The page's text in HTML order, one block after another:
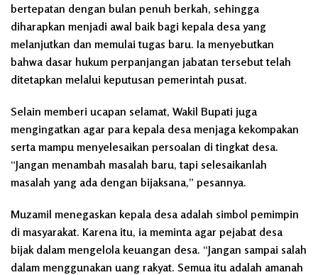
bertepatan dengan bulan penuh berkah, sehingga
diharapkan menjadi awal baik bagi kepala desa yang
melanjutkan dan memulai tugas baru. Ia menyebutkan
bahwa dasar hukum perpanjangan jabatan tersebut telah
ditetapkan melalui keputusan pemerintah pusat.
Selain memberi ucapan selamat, Wakil Bupati juga
mengingatkan agar para kepala desa menjaga kekompakan
serta mampu menyelesaikan persoalan di tingkat desa.
“Jangan menambah masalah baru, tapi selesaikanlah
masalah yang ada dengan bijaksana,” pesannya.
Muzamil menegaskan kepala desa adalah simbol pemimpin
di masyarakat. Karena itu, ia meminta agar pejabat desa
bijak dalam mengelola keuangan desa. “Jangan sampai salah
dalam menggunakan uang rakyat. Semua itu adalah amanah